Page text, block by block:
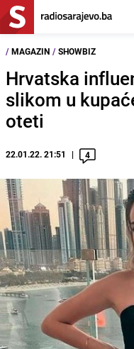
/ MAGAZIN / SHOWBIZ
Hrvatska
slikom u
oteti
22.01.22. 21:51 4